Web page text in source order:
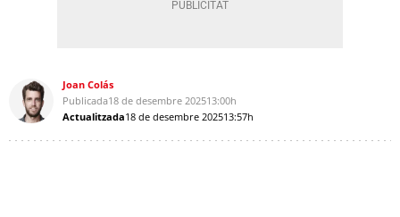
Joan Colás
Publicada18 de desembre 202513:00h
Actualitzada18 de desembre 202513:57h